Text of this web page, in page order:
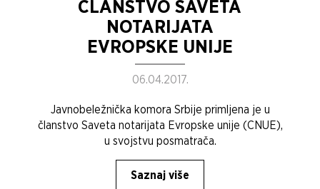
ČLANSTVO SAVETA
NOTARIJATA
EVROPSKE UNIJE
06.04.2017.
Javnobeležnička komora Srbije primljena je u
članstvo Saveta notarijata Evropske unije (CNUE),
u svojstvu posmatrača.
Saznaj više